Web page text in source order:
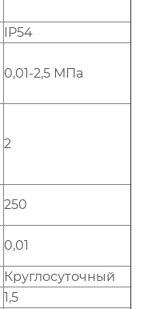
IP54
0,01-2,5 МПа
2
250
0,01
Круглосуточный
1,5